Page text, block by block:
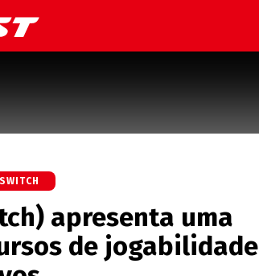
SWITCH
apresenta uma
de jogabilidade